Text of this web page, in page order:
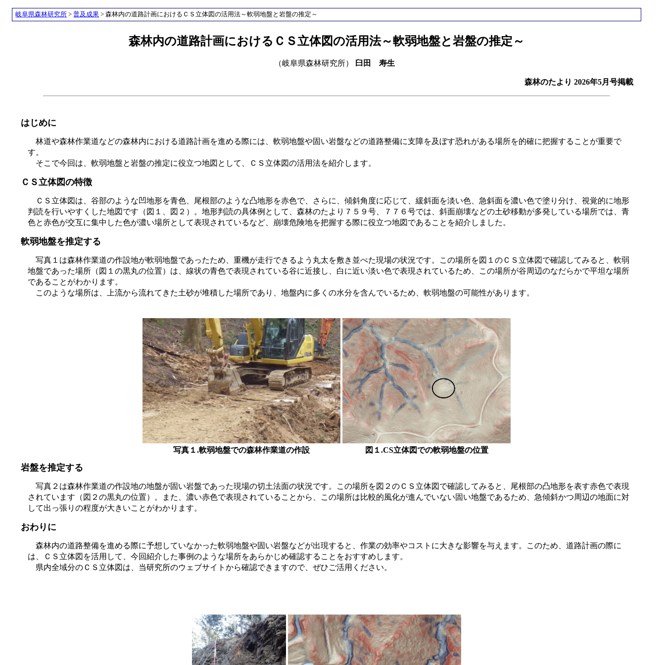
岐阜県森林研究所 >普及成果 > 森林内の道路計画におけるＣＳ立体図の活用法～軟弱地盤と岩盤の推定～
森林内の道路計画におけるＣＳ立体図の活用法～軟弱地盤と岩盤の推定～
（岐阜県森林研究所） 臼田 寿生
森林のたより 2026年5月号掲載
はじめに
林道や森林作業道などの森林内における道路計画を進める際には、軟弱地盤や固い岩盤などの道路整備に支障を及ぼす恐れがある場所を的確に把握することが重要で
す。
そこで今回は、軟弱地盤と岩盤の推定に役立つ地図として、ＣＳ立体図の活用法を紹介します。
ＣＳ立体図の特徴
ＣＳ立体図は、谷部のような凹地形を青色、尾根部のような凸地形を赤色で、さらに、傾斜角度に応じて、緩斜面を淡い色、急斜面を濃い色で塗り分け、視覚的に地形
判読を行いやすくした地図です（図１、図２）。地形判読の具体例として、森林のたより７５９号、７７６号では、斜面崩壊などの土砂移動が多発している場所では、青
色と赤色が交互に集中した色が濃い場所として表現されているなど、崩壊危険地を把握する際に役立つ地図であることを紹介しました。
軟弱地盤を推定する
写真１は森林作業道の作設地が軟弱地盤であったため、重機が走行できるよう丸太を敷き並べた現場の状況です。この場所を図１のＣＳ立体図で確認してみると、軟弱
地盤であった場所（図１の黒丸の位置）は、線状の青色で表現されている谷に近接し、白に近い淡い色で表現されているため、この場所が谷周辺のなだらかで平坦な場所
であることがわかります。
このような場所は、上流から流れてきた土砂が堆積した場所であり、地盤内に多くの水分を含んでいるため、軟弱地盤の可能性があります。
写真１.軟弱地盤での森林作業道の作設 図１.CS立体図での軟弱地盤の位置
岩盤を推定する
写真２は森林作業道の作設地の地盤が固い岩盤であった現場の切土法面の状況です。この場所を図２のＣＳ立体図で確認してみると、尾根部の凸地形を表す赤色で表現
されています（図２の黒丸の位置）。また、濃い赤色で表現されていることから、この場所は比較的風化が進んでいない固い地盤であるため、急傾斜かつ周辺の地面に対
して出っ張りの程度が大きいことがわかります。
おわりに
森林内の道路整備を進める際に予想していなかった軟弱地盤や固い岩盤などが出現すると、作業の効率やコストに大きな影響を与えます。このため、道路計画の際に
は、ＣＳ立体図を活用して、今回紹介した事例のような場所をあらかじめ確認することをおすすめします。
県内全域分のＣＳ立体図は、当研究所のウェブサイトから確認できますので、ぜひご活用ください。